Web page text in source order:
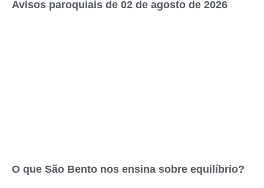
Avisos paroquiais de 02 de agosto de 2026
O que São Bento nos ensina sobre equilíbrio?